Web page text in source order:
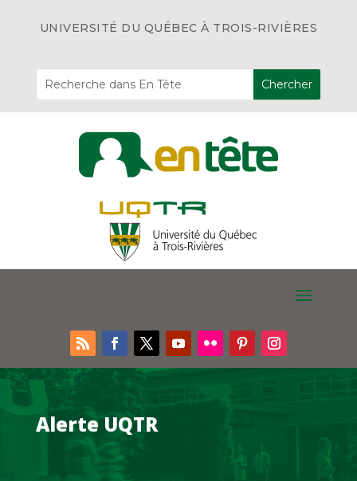
UNIVERSITÉ DU QUÉBEC À TROIS-RIVIÈRES
Alerte UQTR